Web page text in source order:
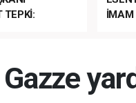
TEPKİ:
İMAM
Gazze